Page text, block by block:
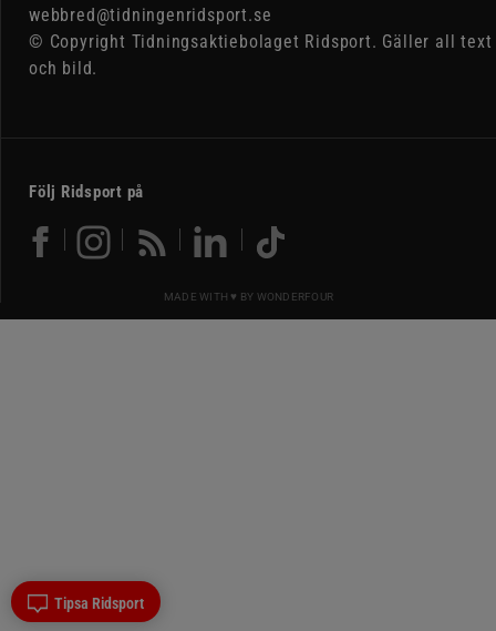
Tipsa Ridsport
webbred@tidningenridsport.se
© Copyright Tidningsaktiebolaget Ridsport. Gäller all text
och bild.
Följ Ridsport på
MADE WITH ♥ BY WONDERFOUR